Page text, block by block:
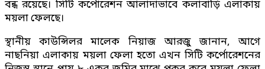
বন্ধ রয়েছে। সিটি কর্পোরেশন আলাদাভাবে কলাবাড়ি এলাকায়
ময়লা ফেলছে।
স্থানীয় কাউন্সিলর মালেক নিয়াজ আরজু জানান, আগে
নাছনিয়া এলাকায় ময়লা ফেলা হতো এখন সিটি কর্পোরেশনের